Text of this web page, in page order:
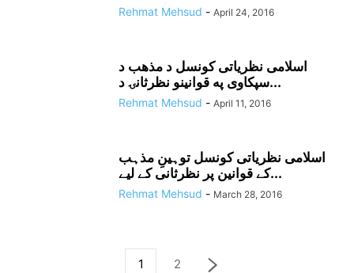
Rehmat Mehsud - April 24, 2016
اسلامى نظرياتى کونسل د مذهب د
سپکاوى په قوانينو نظرثانۍ د...
Rehmat Mehsud - April 11, 2016
اسلامی نظریاتی کونسل توہینِ مذہب
کے قوانین پر نظرثانی کے لیے...
Rehmat Mehsud - March 28, 2016
1 2